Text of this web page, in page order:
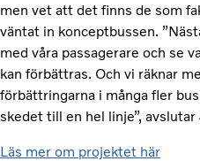
men vet att det finns de som
väntat in konceptbussen.
med våra passagerare och se
kan förbättras. Och vi räknar
förbättringarna i många fler
skedet till en hel linje”,
Läs mer om projektet här